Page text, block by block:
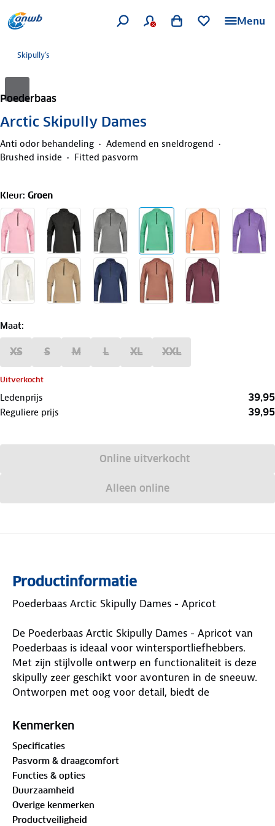
Menu
Skipully's
Poederbaas
Arctic Skipully Dames
Anti odor behandeling
Ademend en sneldrogend
Brushed inside
Fitted pasvorm
Kleur: Groen
Maat:
XS S M L XL XXL
Uitverkocht
Ledenprijs 39,95
Reguliere prijs 39,95
Online uitverkocht
Alleen online
Productinformatie
Poederbaas Arctic Skipully Dames - Apricot
De Poederbaas Arctic Skipully Dames - Apricot van
Poederbaas is ideaal voor wintersportliefhebbers.
Met zijn stijlvolle ontwerp en functionaliteit is deze
skipully zeer geschikt voor avonturen in de sneeuw.
Ontworpen met oog voor detail, biedt de
balans tussen warmte, comfort en stijl.
Apricot geschikt voor?
De Poederbaas Arctic Skipully Dames - Apricot is
ideaal voor iedereen die zich in winterse
omstandigheden begeeft. Of je nu gaat skiën,
Kenmerken
Specificaties
Pasvorm & draagcomfort
Functies & opties
Duurzaamheid
Overige kenmerken
Productveiligheid